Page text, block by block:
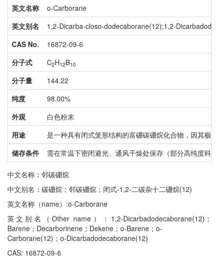
英文名称
o-Carborane
英文别名
1,2-Dicarba-closo-dodecaborane(12);1,2-
CAS No.
16872-09-6
分子式
C2H12B10
分子量
144.22
纯度
98.00%
外观
白色粉末
用途
是一种具有闭式笼形结构的富硼碳硼烷化合物，因其极
储存条件
需在常温下密闭避光、通风干燥处保存（部分高纯度科
中文名称：邻碳硼烷
中文别名：碳硼烷；邻碳硼烷；闭式-1,2-二碳杂十二硼烷(12)
英文名称（name）:o-Carborane
英文别名（Other name）：1,2-Dicarbadodecaborane(12)；
Barene；Decarborinene；Dekene；o-Barene；o-
Carborane(12)；o-Dicarbadodecaborane(12)
CAS: 16872-09-6